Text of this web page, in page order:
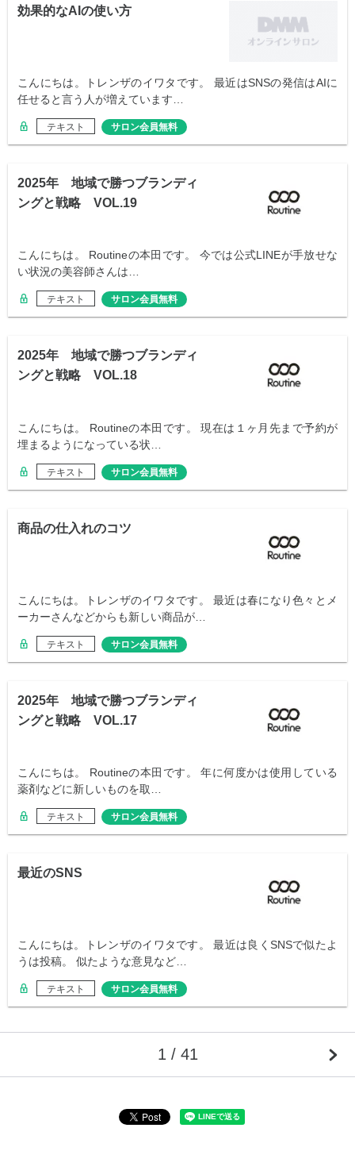
効果的なAIの使い方
こんにちは。トレンザのイワタです。 最近はSNSの発信はAIに
任せると言う人が増えています…
テキスト サロン会員無料
2025年 地域で勝つブランディ
ングと戦略 VOL.19
こんにちは。 Routineの本田です。 今では公式LINEが手放せな
い状況の美容師さんは…
テキスト サロン会員無料
2025年 地域で勝つブランディ
ングと戦略 VOL.18
こんにちは。 Routineの本田です。 現在は１ヶ月先まで予約が
埋まるようになっている状…
テキスト サロン会員無料
商品の仕入れのコツ
こんにちは。トレンザのイワタです。 最近は春になり色々とメ
ーカーさんなどからも新しい商品が…
テキスト サロン会員無料
2025年 地域で勝つブランディ
ングと戦略 VOL.17
こんにちは。 Routineの本田です。 年に何度かは使用している
薬剤などに新しいものを取…
テキスト サロン会員無料
最近のSNS
こんにちは。トレンザのイワタです。 最近は良くSNSで似たよ
うは投稿。 似たような意見など…
テキスト サロン会員無料
1 / 41